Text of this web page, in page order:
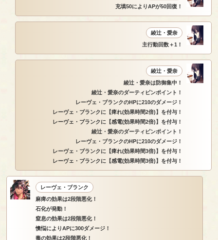
充填50によりAPが50回復！
綾辻・愛奈
主行動回数＋1！
綾辻・愛奈
綾辻・愛奈は防御集中！
綾辻・愛奈のダーティピンポイント！
レーヴェ・ブランクのHPに210のダメージ！
レーヴェ・ブランクに【痺れ(効果時間2倍)】を付与！
レーヴェ・ブランクに【感電(効果時間2倍)】を付与！
綾辻・愛奈のダーティピンポイント！
レーヴェ・ブランクのHPに210のダメージ！
レーヴェ・ブランクに【痺れ(効果時間3倍)】を付与！
レーヴェ・ブランクに【感電(効果時間3倍)】を付与！
レーヴェ・ブランク
麻痺の効果は2段階悪化！
石化が発動！
窒息の効果は2段階悪化！
懊悩によりAPに300ダメージ！
毒の効果は2段階悪化！